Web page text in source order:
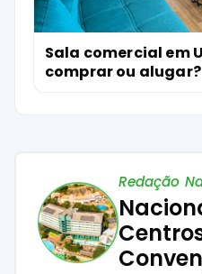
Sala comercial em
comprar ou alugar?
Redação